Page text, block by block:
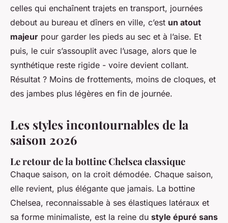
celles qui enchaînent trajets en transport, journées
debout au bureau et dîners en ville, c’est un atout
majeur pour garder les pieds au sec et à l’aise. Et
puis, le cuir s’assouplit avec l’usage, alors que le
synthétique reste rigide - voire devient collant.
Résultat ? Moins de frottements, moins de cloques, et
des jambes plus légères en fin de journée.
Les styles incontournables de la
saison 2026
Le retour de la bottine Chelsea classique
Chaque saison, on la croit démodée. Chaque saison,
elle revient, plus élégante que jamais. La bottine
Chelsea, reconnaissable à ses élastiques latéraux et
sa forme minimaliste, est la reine du style épuré sans